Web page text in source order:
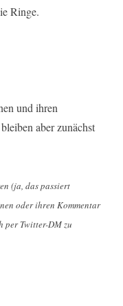
Ringe.
und ihren
aber zunächst
(ja, das passiert
oder ihren Kommentar
per Twitter-DM zu